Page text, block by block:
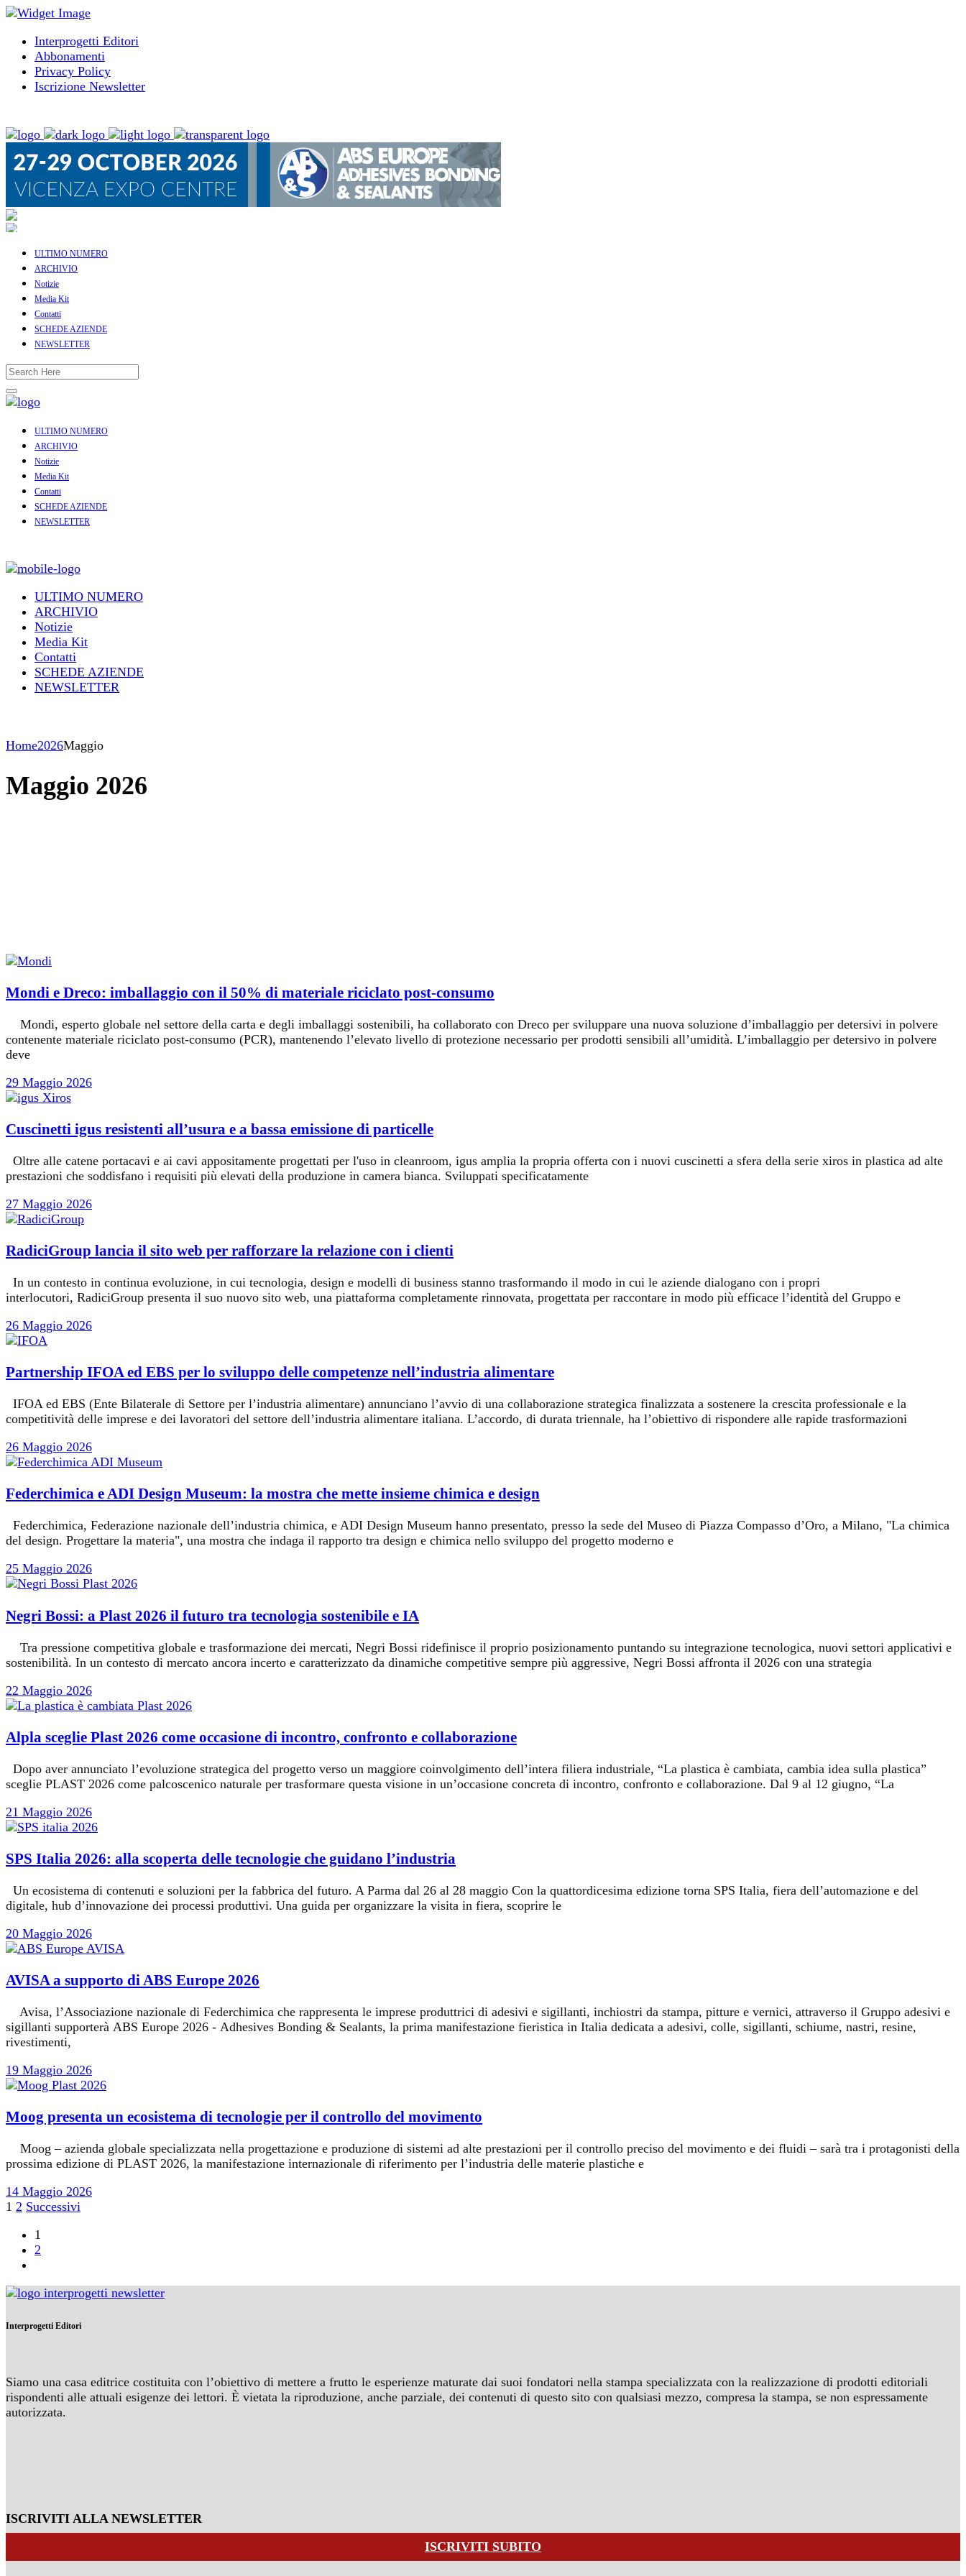
Interprogetti Editori
Abbonamenti
Privacy Policy
Iscrizione Newsletter
ULTIMO NUMERO
ARCHIVIO
Notizie
Media Kit
Contatti
SCHEDE AZIENDE
NEWSLETTER
ULTIMO NUMERO
ARCHIVIO
Notizie
Media Kit
Contatti
SCHEDE AZIENDE
NEWSLETTER
ULTIMO NUMERO
ARCHIVIO
Notizie
Media Kit
Contatti
SCHEDE AZIENDE
NEWSLETTER
Home2026Maggio
Maggio 2026
Mondi e Dreco: imballaggio con il 50% di materiale riciclato post-consumo
Mondi, esperto globale nel settore della carta e degli imballaggi sostenibili, ha collaborato con Dreco per sviluppare una nuova soluzione d’imballaggio per detersivi in polvere
contenente materiale riciclato post-consumo (PCR), mantenendo l’elevato livello di protezione necessario per prodotti sensibili all’umidità. L’imballaggio per detersivo in polvere
deve
29 Maggio 2026
Cuscinetti igus resistenti all’usura e a bassa emissione di particelle
Oltre alle catene portacavi e ai cavi appositamente progettati per l'uso in cleanroom, igus amplia la propria offerta con i nuovi cuscinetti a sfera della serie xiros in plastica ad alte
prestazioni che soddisfano i requisiti più elevati della produzione in camera bianca. Sviluppati specificatamente
27 Maggio 2026
RadiciGroup lancia il sito web per rafforzare la relazione con i clienti
In un contesto in continua evoluzione, in cui tecnologia, design e modelli di business stanno trasformando il modo in cui le aziende dialogano con i propri
interlocutori, RadiciGroup presenta il suo nuovo sito web, una piattaforma completamente rinnovata, progettata per raccontare in modo più efficace l’identità del Gruppo e
26 Maggio 2026
Partnership IFOA ed EBS per lo sviluppo delle competenze nell’industria alimentare
IFOA ed EBS (Ente Bilaterale di Settore per l’industria alimentare) annunciano l’avvio di una collaborazione strategica finalizzata a sostenere la crescita professionale e la
competitività delle imprese e dei lavoratori del settore dell’industria alimentare italiana. L’accordo, di durata triennale, ha l’obiettivo di rispondere alle rapide trasformazioni
26 Maggio 2026
Federchimica e ADI Design Museum: la mostra che mette insieme chimica e design
Federchimica, Federazione nazionale dell’industria chimica, e ADI Design Museum hanno presentato, presso la sede del Museo di Piazza Compasso d’Oro, a Milano, "La chimica
del design. Progettare la materia", una mostra che indaga il rapporto tra design e chimica nello sviluppo del progetto moderno e
25 Maggio 2026
Negri Bossi: a Plast 2026 il futuro tra tecnologia sostenibile e IA
Tra pressione competitiva globale e trasformazione dei mercati, Negri Bossi ridefinisce il proprio posizionamento puntando su integrazione tecnologica, nuovi settori applicativi e
sostenibilità. In un contesto di mercato ancora incerto e caratterizzato da dinamiche competitive sempre più aggressive, Negri Bossi affronta il 2026 con una strategia
22 Maggio 2026
Alpla sceglie Plast 2026 come occasione di incontro, confronto e collaborazione
Dopo aver annunciato l’evoluzione strategica del progetto verso un maggiore coinvolgimento dell’intera filiera industriale, “La plastica è cambiata, cambia idea sulla plastica”
sceglie PLAST 2026 come palcoscenico naturale per trasformare questa visione in un’occasione concreta di incontro, confronto e collaborazione. Dal 9 al 12 giugno, “La
21 Maggio 2026
SPS Italia 2026: alla scoperta delle tecnologie che guidano l’industria
Un ecosistema di contenuti e soluzioni per la fabbrica del futuro. A Parma dal 26 al 28 maggio Con la quattordicesima edizione torna SPS Italia, fiera dell’automazione e del
digitale, hub d’innovazione dei processi produttivi. Una guida per organizzare la visita in fiera, scoprire le
20 Maggio 2026
AVISA a supporto di ABS Europe 2026
Avisa, l’Associazione nazionale di Federchimica che rappresenta le imprese produttrici di adesivi e sigillanti, inchiostri da stampa, pitture e vernici, attraverso il Gruppo adesivi e
sigillanti supporterà ABS Europe 2026 - Adhesives Bonding & Sealants, la prima manifestazione fieristica in Italia dedicata a adesivi, colle, sigillanti, schiume, nastri, resine,
rivestimenti,
19 Maggio 2026
Moog presenta un ecosistema di tecnologie per il controllo del movimento
Moog – azienda globale specializzata nella progettazione e produzione di sistemi ad alte prestazioni per il controllo preciso del movimento e dei fluidi – sarà tra i protagonisti della
prossima edizione di PLAST 2026, la manifestazione internazionale di riferimento per l’industria delle materie plastiche e
14 Maggio 2026
Paginazione
degli
articoli
1 2 Successivi
1
2
Interprogetti Editori
Siamo una casa editrice costituita con l’obiettivo di mettere a frutto le esperienze maturate dai suoi fondatori nella stampa specializzata con la realizzazione di prodotti editoriali
rispondenti alle attuali esigenze dei lettori. È vietata la riproduzione, anche parziale, dei contenuti di questo sito con qualsiasi mezzo, compresa la stampa, se non espressamente
autorizzata.
ISCRIVITI ALLA NEWSLETTER
ISCRIVITI SUBITO